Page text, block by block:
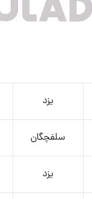
یزد
سلفچگان
یزد